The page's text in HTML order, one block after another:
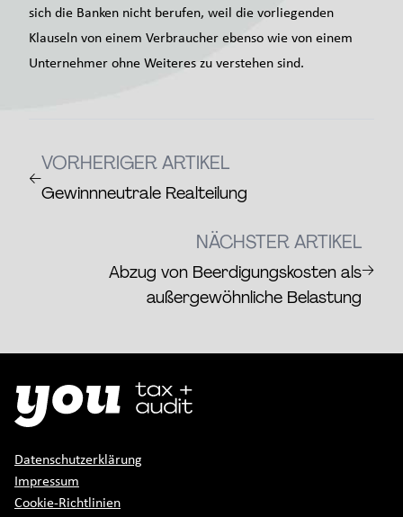
sich die Banken nicht berufen, weil die vorliegenden
Klauseln von einem Verbraucher ebenso wie von einem
Unternehmer ohne Weiteres zu verstehen sind.
←VORHERIGER ARTIKEL
Gewinnneutrale Realteilung
NÄCHSTER ARTIKEL
Abzug von Beerdigungskosten als
außergewöhnliche Belastung
→
Datenschutzerklärung
Impressum
Cookie-Richtlinien